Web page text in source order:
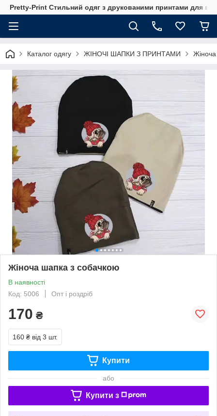
Pretty-Print Стильний одяг з друкованими принтами для
Каталог одягу ЖІНОЧІ ШАПКИ З ПРИНТАМИ
Жіноча шапка з собачкою
В наявності
Код: 5006
Опт і роздріб
170 ₴
160 ₴ від 3 шт.
Купити
або
Купити з